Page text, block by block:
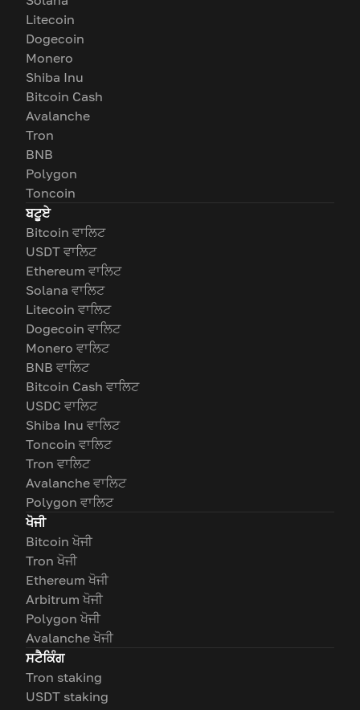
Litecoin
Dogecoin
Monero
Shiba Inu
Bitcoin Cash
Avalanche
Tron
BNB
Polygon
Toncoin
ਬਟੂਏ
Bitcoin ਵਾਲਿਟ
USDT ਵਾਲਿਟ
Ethereum ਵਾਲਿਟ
Solana ਵਾਲਿਟ
Litecoin ਵਾਲਿਟ
Dogecoin ਵਾਲਿਟ
Monero ਵਾਲਿਟ
BNB ਵਾਲਿਟ
Bitcoin Cash ਵਾਲਿਟ
USDC ਵਾਲਿਟ
Shiba Inu ਵਾਲਿਟ
Toncoin ਵਾਲਿਟ
Tron ਵਾਲਿਟ
Avalanche ਵਾਲਿਟ
Polygon ਵਾਲਿਟ
ਖੋਜੀ
Bitcoin ਖੋਜੀ
Tron ਖੋਜੀ
Ethereum ਖੋਜੀ
Arbitrum ਖੋਜੀ
Polygon ਖੋਜੀ
Avalanche ਖੋਜੀ
ਸਟੈਕਿੰਗ
Tron staking
USDT staking